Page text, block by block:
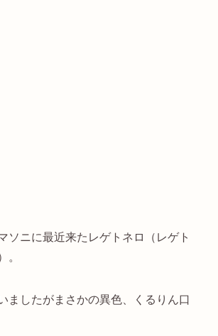
ソニに最近来たレゲトネロ（レゲト
。
したがまさかの異色、くるりん口